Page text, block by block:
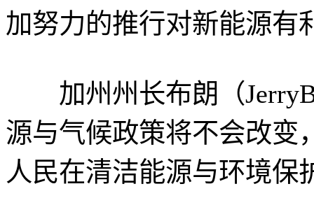
加努力的推行对新能源有
加州州长布朗（
源与气候政策将不会改变
人民在清洁能源与环境保